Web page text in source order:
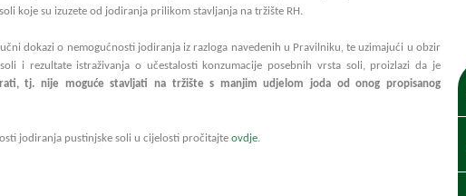
koje su izuzete od jodiranja prilikom stavljanja na tržište RH.
dokazi o nemogućnosti jodiranja iz razloga navedenih u Pravilniku, te uzimajući u obzir
i rezultate istraživanja o učestalosti konzumacije posebnih vrsta soli, proizlazi da je
tj. nije moguće stavljati na tržište s manjim udjelom joda od onog propisanog
jodiranja pustinjske soli u cijelosti pročitajte ovdje.